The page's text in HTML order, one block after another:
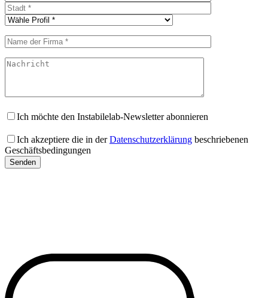
Ich möchte den Instabilelab-Newsletter abonnieren
Ich akzeptiere die in derDatenschutzerklärung beschriebenen
Geschäftsbedingungen